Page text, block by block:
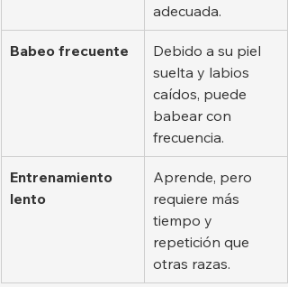
adecuada.
Babeo frecuente
Debido a su piel
suelta y labios
caídos, puede
babear con
frecuencia.
Entrenamiento
lento
Aprende, pero
requiere más
tiempo y
repetición que
otras razas.